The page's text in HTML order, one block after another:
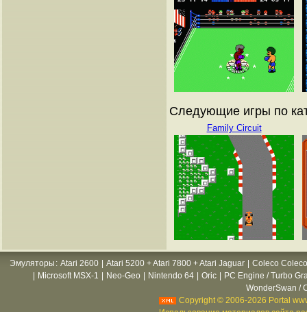
Следующие игры по
Family Circuit
Эмуляторы : Atari 2600 Atari 5200 + Atari 7800 + Atari Jaguar
Coleco
Microsoft MSX-1 Neo-Geo Nintendo 64 Oric
PC Engine / Turbo
WonderSwan /
Copyright © 2006-2026 Portal